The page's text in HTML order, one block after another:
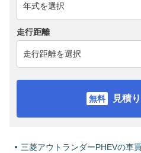
走行距離
見積
三菱アウトランダーPHEVの車